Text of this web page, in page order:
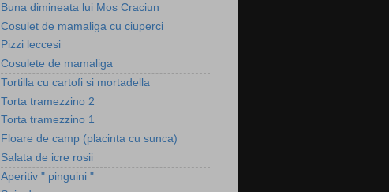
Buna dimineata lui Mos Craciun
Cosulet de mamaliga cu ciuperci
Pizzi leccesi
Cosulete de mamaliga
Tortilla cu cartofi si mortadella
Torta tramezzino 2
Torta tramezzino 1
Floare de camp (placinta cu sunca)
Salata de icre rosii
Aperitiv " pinguini "